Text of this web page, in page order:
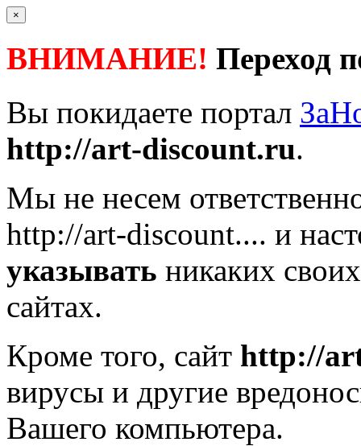
×
ВНИМАНИЕ! Переход
Вы покидаете портал
http://art-discount.ru.
Мы не несем
http://art-discount.... и
указывать никаких
сайтах.
Кроме того, сайт http://
вирусы и другие
Вашего компьютера.